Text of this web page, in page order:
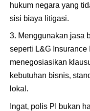
hukum negara yang
sisi biaya litigasi.
Menggunakan jasa
seperti L&G Insurance
menegosiasikan
kebutuhan bisnis,
lokal.
Ingat, polis PI bukan